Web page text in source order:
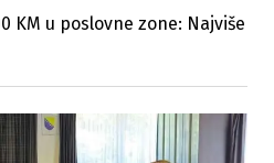
KM u poslovne zone: Najviše